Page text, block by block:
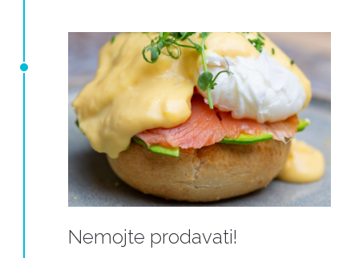
Nemojte prodavati!